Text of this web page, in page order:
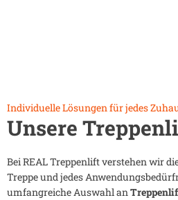
Individuelle Lösungen für jedes
Unsere
Bei REAL Treppenlift verstehen wir
Treppe und jedes
umfangreiche Auswahl an